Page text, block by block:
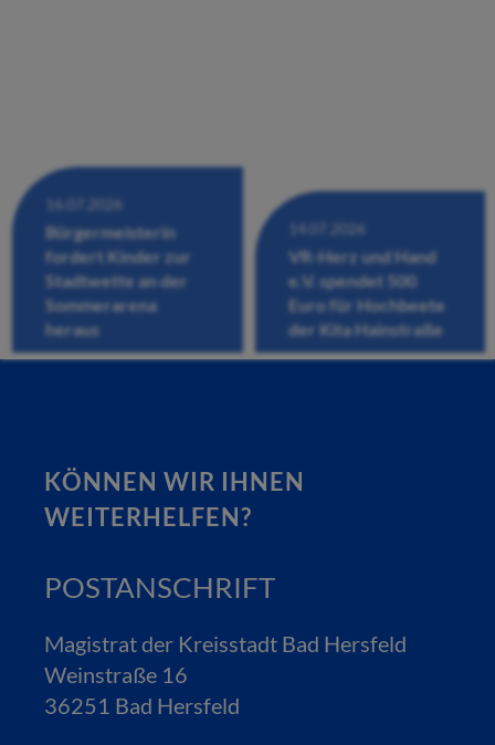
16.07.2026
Bürgermeisterin
fordert Kinder zur
Stadtwette an der
Sommerarena
heraus
14.07.2026
VR-Herz und Hand
e.V. spendet 500
Euro für Hochbeete
der Kita Hainstraße
KÖNNEN WIR IHNEN
WEITERHELFEN?
POSTANSCHRIFT
Magistrat der Kreisstadt Bad Hersfeld
Weinstraße 16
36251 Bad Hersfeld